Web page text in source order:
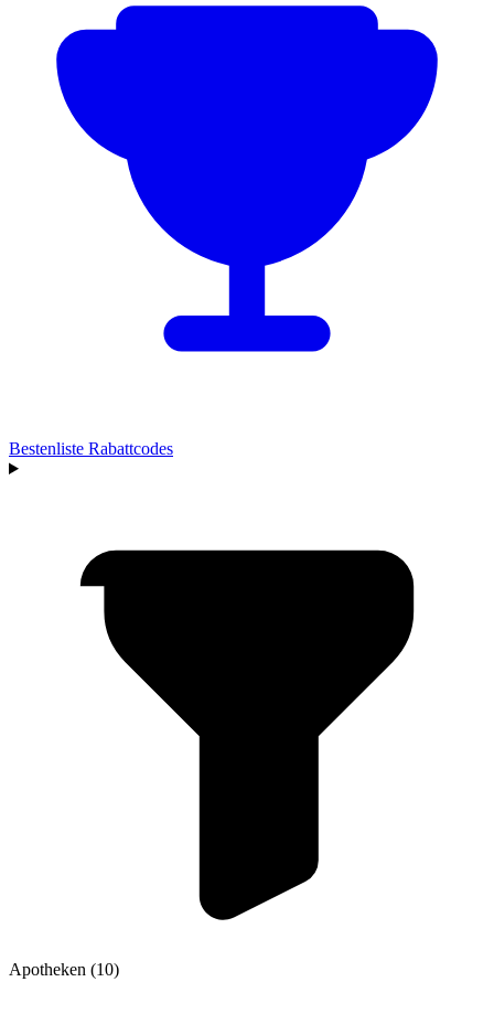
Bestenliste Rabattcodes
Apotheken (10)